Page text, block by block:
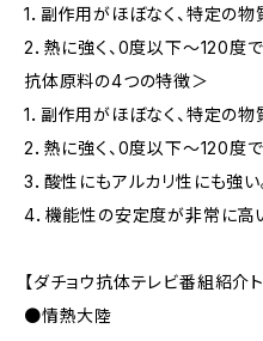
1．副作用がほぼなく、特定の物
2．熱に強く、0度以下～120度
抗体原料の4つの特徴＞
1．副作用がほぼなく、特定の物
2．熱に強く、0度以下～120度
3．酸性にもアルカリ性にも強い
4．機能性の安定度が非常に高
【ダチョウ抗体テレビ番組紹介ト
●情熱大陸